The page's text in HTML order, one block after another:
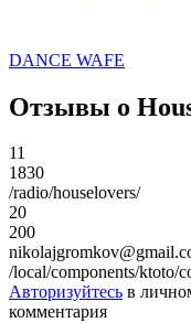
DANCE WAFE
Отзывы о
11
1830
/radio/houselovers/
20
200
/local/components/ktoto/
Авторизуйтесь в
комментария